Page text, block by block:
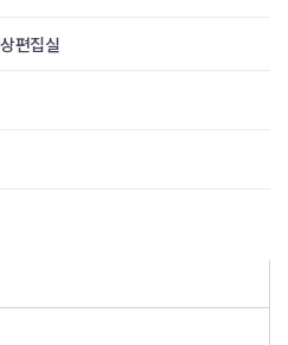
편집실